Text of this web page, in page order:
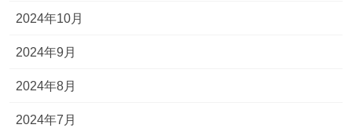
2024年10月
2024年9月
2024年8月
2024年7月